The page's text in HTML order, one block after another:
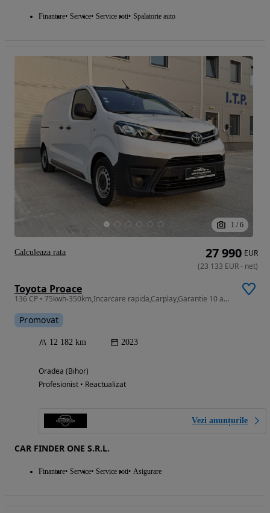
Finantare Service Service roti Spalatorie auto
1 / 6
Toyota Proace
136 CP • 75kwh-350km,Incarcare rapida,Carplay,Garantie 10 ani sau 200.00km
Promovat
12 182 km 2023
Oradea (Bihor)
Profesionist • Reactualizat
Vezi anunțurile
CAR FINDER ONE S.R.L.
Finantare Service Service roti Asigurare
27 990 EUR
(23 133 EUR- net)
Calculeaza rata